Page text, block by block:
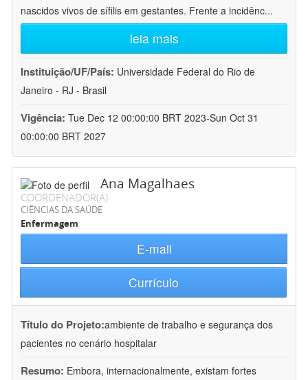
nascidos vivos de sífilis em gestantes. Frente a incidênc...
leia mais
Instituição/UF/País: Universidade Federal do Rio de
Janeiro - RJ - Brasil
Vigência: Tue Dec 12 00:00:00 BRT 2023-Sun Oct 31
00:00:00 BRT 2027
Ana Magalhaes
COORDENADOR(A)
CIÊNCIAS DA SAÚDE
Enfermagem
E-mail
Currículo
Título do Projeto:ambiente de trabalho e segurança dos
pacientes no cenário hospitalar
Resumo: Embora, internacionalmente, existam fortes